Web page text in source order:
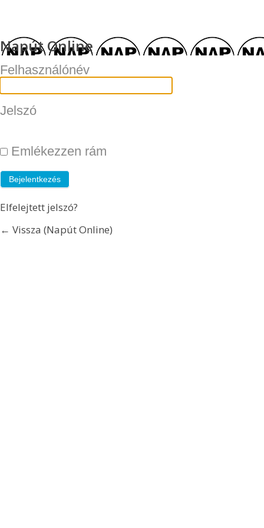
Napút Online
Felhasználónév
Jelszó
Emlékezzen rám
Elfelejtett jelszó?
← Vissza (Napút Online)